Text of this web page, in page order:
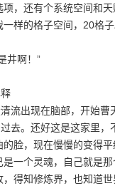
，还有个系统空间和天
样的格子空间，20格
井啊！”
流出现在脑部，开始曹
去。还好这是这家里，
脸，现在慢慢的变得平
一个灵魂，自己就是那
得知修炼界，也知道